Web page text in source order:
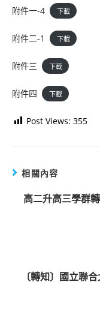
附件一-4 下載
附件二-1 下載
附件三 下載
附件四 下載
Post Views: 355
相關內容
高二升高三學群
〔轉知〕國立聯